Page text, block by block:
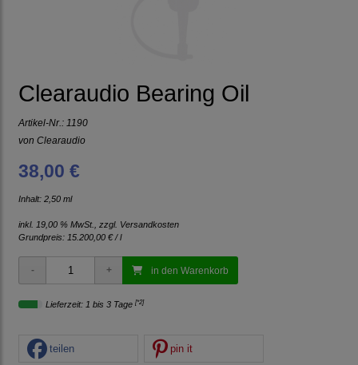
Clearaudio Bearing Oil
Artikel-Nr.: 1190
von Clearaudio
38,00 €
Inhalt: 2,50 ml
inkl. 19,00 % MwSt., zzgl. Versandkosten
Grundpreis: 15.200,00 € / l
in den Warenkorb
Lieferzeit: 1 bis 3 Tage [*2]
teilen pin it